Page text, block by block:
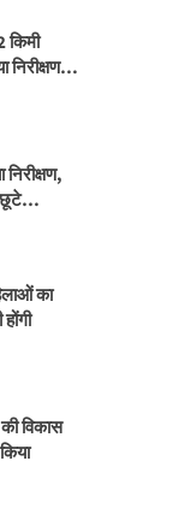
किमी
निरीक्षण…
छूटे…
का
विकास